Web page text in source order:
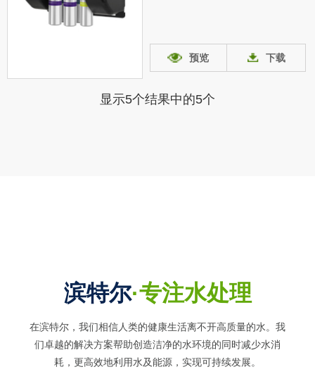
预览 下载
显示5个结果中的5个
滨特尔·专注水处理
在滨特尔，我们相信人类的健康生活离不开高质量的水。我
们卓越的解决方案帮助创造洁净的水环境的同时减少水消
耗，更高效地利用水及能源，实现可持续发展。